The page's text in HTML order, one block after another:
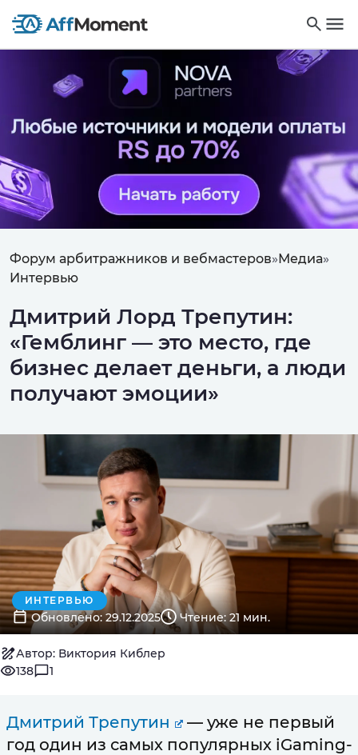
Форум арбитражников и вебмастеров»Медиа»
Интервью
Дмитрий Лорд Трепутин:
«Гемблинг — это место, где
бизнес делает деньги, а люди
получают эмоции»
ИНТЕРВЬЮ
Обновлено: 29.12.2025 Чтение: 21 мин.
Автор: Виктория Киблер
138
1
Дмитрий Трепутин
— уже не первый
год один из самых популярных iGaming-